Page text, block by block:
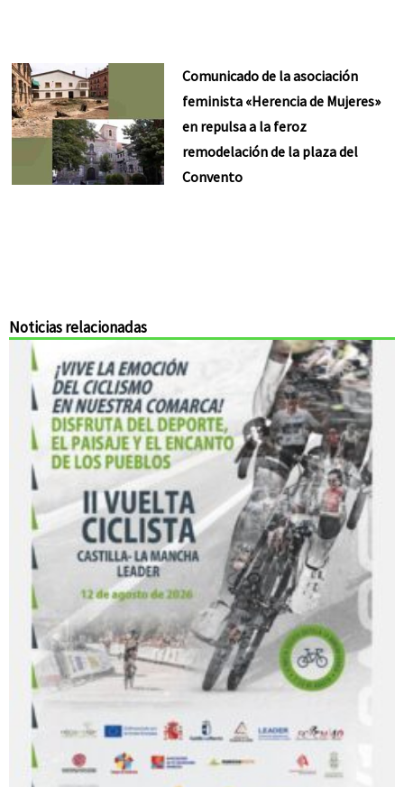
Comunicado de la asociación
feminista «Herencia de Mujeres»
en repulsa a la feroz
remodelación de la plaza del
Convento
Noticias relacionadas